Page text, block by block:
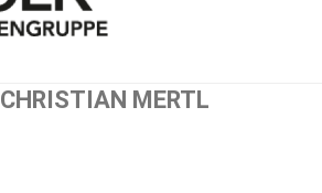
CHRISTIAN MERTL